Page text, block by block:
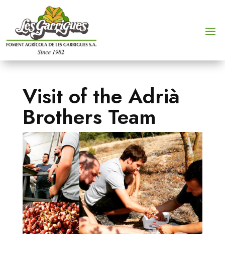
Visit of the Adrià
Brothers Team